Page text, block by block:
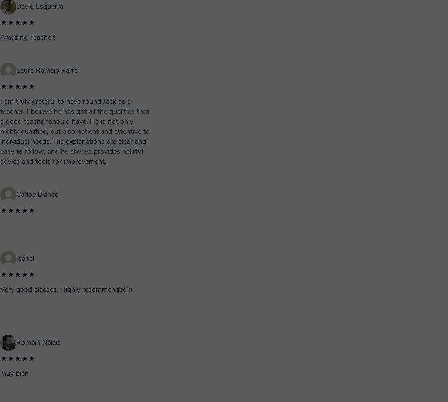
David Esguerra
★★★★★
Amazing Teacher!
Laura Ramajo Parra
★★★★★
I am truly grateful to have found Jack as a
teacher. I believe he has got all the qualities that
a good teacher should have. He is not only
highly qualified, but also patient and attentive to
individual needs. His explanations are clear and
easy to follow, and he always provides helpful
advice and tools for improvement.
Carlos Blanco
★★★★★
Isabel
★★★★★
Very good classes. Highly recommended :)
Romain Nalais
★★★★★
muy bien